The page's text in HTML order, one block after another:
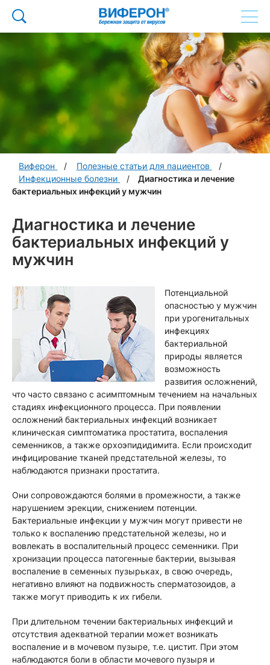
Виферон
Полезные статьи для пациентов
Инфекционные болезни
Диагностика и лечение
бактериальных инфекций у мужчин
Диагностика и лечение
бактериальных инфекций у
мужчин
Потенциальной
опасностью у мужчин
при урогенитальных
инфекциях
бактериальной
природы является
возможность
развития осложнений,
что часто связано с асимптомным течением на начальных
стадиях инфекционного процесса. При появлении
осложнений бактериальных инфекций возникает
клиническая симптоматика простатита, воспаления
семенников, а также орхоэпидидимита. Если происходит
инфицирование тканей предстательной железы, то
наблюдаются признаки простатита.
Они сопровождаются болями в промежности, а также
нарушением эрекции, снижением потенции.
Бактериальные инфекции у мужчин могут привести не
только к воспалению предстательной железы, но и
вовлекать в воспалительный процесс семенники. При
хронизации процесса патогенные бактерии, вызывая
воспаление в семенных пузырьках, в свою очередь,
негативно влияют на подвижность сперматозоидов, а
также могут приводить к их гибели.
При длительном течении бактериальных инфекций и
отсутствия адекватной терапии может возникать
воспаление и в мочевом пузыре, т.е. цистит. При этом
наблюдаются боли в области мочевого пузыря и